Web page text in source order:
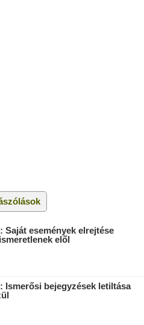
Saját események elrejtése
elől
Ismerősi bejegyzések letiltása